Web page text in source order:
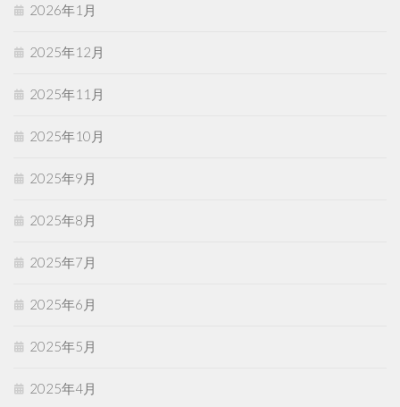
2026年1月
2025年12月
2025年11月
2025年10月
2025年9月
2025年8月
2025年7月
2025年6月
2025年5月
2025年4月